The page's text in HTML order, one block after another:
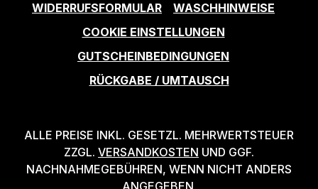
WIDERRUFSFORMULAR
WASCHHINWEISE
COOKIE EINSTELLUNGEN
GUTSCHEINBEDINGUNGEN
RÜCKGABE / UMTAUSCH
ALLE PREISE INKL. GESETZL. MEHRWERTSTEUER
ZZGL. VERSANDKOSTEN UND GGF.
NACHNAHMEGEBÜHREN, WENN NICHT ANDERS
ANGEGEBEN.